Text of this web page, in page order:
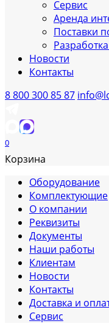
Сервис
Аренда
Поставки
Новости
Контакты
8 800 300 85 87
0
Корзина
Оборудование
Комплектующие
О компании
Реквизиты
Документы
Наши работы
Клиентам
Новости
Контакты
Доставка и
Сервис